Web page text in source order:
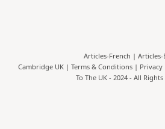
Articles-French | Articles-
Cambridge UK | Terms & Conditions| Privacy
To The UK - 2024 - All Rights